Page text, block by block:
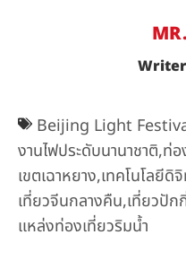
Beijing Light
งานไฟประดับนานาชาติ,ท่อ
เขตเฉาหยาง,เทคโนโลยีดิ
เที่ยวจีนกลางคืน,เที่ยวปัก
แหล่งท่องเที่ยวริมน้ำ